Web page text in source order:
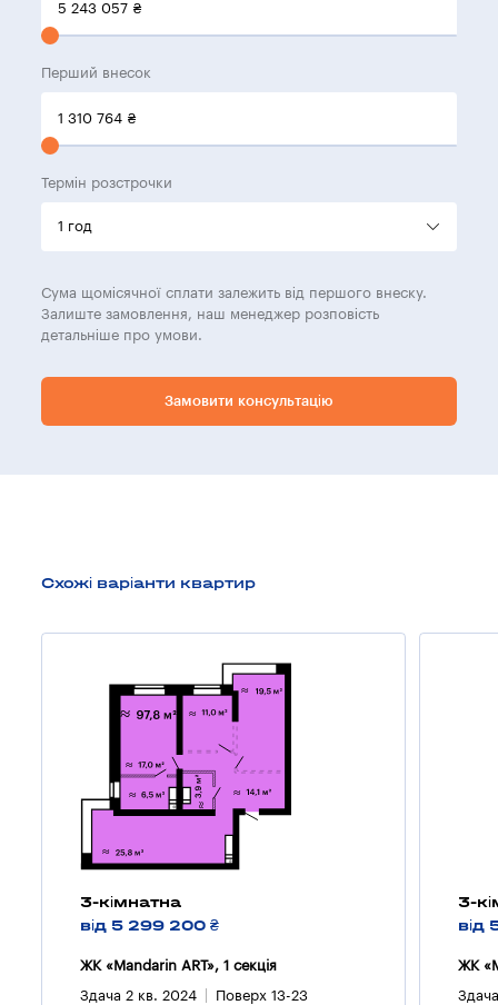
5 243 057 ₴
Перший внесок
1 310 764 ₴
Термін розстрочки
Сума щомісячної сплати залежить від першого внеску.
Залиште замовлення, наш менеджер розповість
детальніше про умови.
Замовити консультацію
Схожі варіанти квартир
3-кімнатна
від 5 299 200 ₴
ЖК «Mandarin ART», 1 секцiя
Здача 2 кв. 2024 Поверх 13-23
3-
від
ЖК